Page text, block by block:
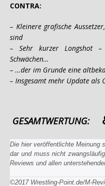
CONTRA:
– Kleinere grafische
sind
– Sehr kurzer Longshot
Schwächen…
– …der im Grunde eine
– Insgesamt mehr Update als
GESAMTWERTUNG:
Die hier veröffentlichte Meinung
dar und muss nicht
Reviews und allen
©2017 Wrestling-Point.de/M-